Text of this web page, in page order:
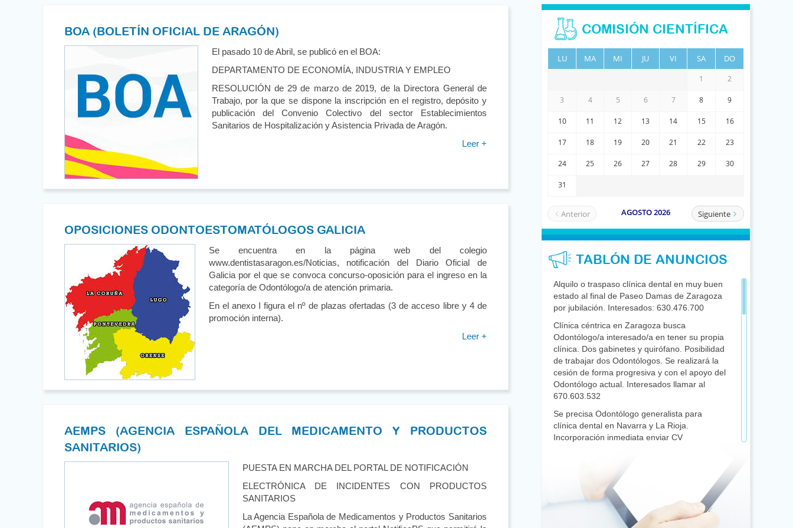
BOA (BOLETÍN OFICIAL DE ARAGÓN)
El pasado 10 de Abril, se publicó en el BOA:
DEPARTAMENTO DE ECONOMÍA, INDUSTRIA Y EMPLEO
RESOLUCIÓN de 29 de marzo de 2019, de la Directora General de
Trabajo, por la que se dispone la inscripción en el registro, depósito y
publicación del Convenio Colectivo del sector Establecimientos
Sanitarios de Hospitalización y Asistencia Privada de Aragón.
Leer +
OPOSICIONES ODONTOESTOMATÓLOGOS GALICIA
Se encuentra en la página web del colegio
www.dentistasaragon.es/Noticias, notificación del Diario Oficial de
Galicia por el que se convoca concurso-oposición para el ingreso en la
categoría de Odontólogo/a de atención primaria.
En el anexo I figura el nº de plazas ofertadas (3 de acceso libre y 4 de
promoción interna).
Leer +
AEMPS (AGENCIA ESPAÑOLA DEL MEDICAMENTO Y PRODUCTOS
SANITARIOS)
PUESTA EN MARCHA DEL PORTAL DE NOTIFICACIÓN
ELECTRÓNICA DE INCIDENTES CON PRODUCTOS
SANITARIOS
La Agencia Española de Medicamentos y Productos Sanitarios
COMISIÓN CIENTÍFICA
TABLÓN DE ANUNCIOS
Alquilo o traspaso clínica dental en muy buen
estado al final de Paseo Damas de Zaragoza
por jubilación. Interesados: 630.476.700
Clínica céntrica en Zaragoza busca
Odontólogo/a interesado/a en tener su propia
clínica. Dos gabinetes y quirófano. Posibilidad
de trabajar dos Odontólogos. Se realizará la
cesión de forma progresiva y con el apoyo del
Odontólogo actual. Interesados llamar al
670.603.532
Se precisa Odontólogo generalista para
clínica dental en Navarra y La Rioja.
Incorporación inmediata enviar CV
Máster en Cirugía Bucal, Periodoncia e
Implantología se ofrece para colaborar 1 día
a la semana en clínicas de Zaragoza, Huesca
y alrededores. 610.092.800